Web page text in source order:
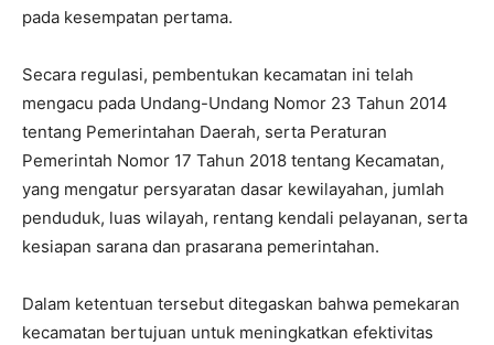
pada kesempatan pertama.
Secara regulasi, pembentukan kecamatan ini telah
mengacu pada Undang-Undang Nomor 23 Tahun 2014
tentang Pemerintahan Daerah, serta Peraturan
Pemerintah Nomor 17 Tahun 2018 tentang Kecamatan,
yang mengatur persyaratan dasar kewilayahan, jumlah
penduduk, luas wilayah, rentang kendali pelayanan, serta
kesiapan sarana dan prasarana pemerintahan.
Dalam ketentuan tersebut ditegaskan bahwa pemekaran
kecamatan bertujuan untuk meningkatkan efektivitas